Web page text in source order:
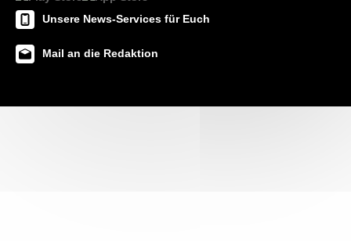
Unsere News-Services für Euch
Mail an die Redaktion